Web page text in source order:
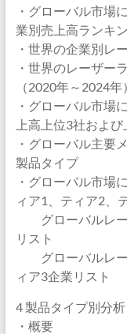
・グローバル市場
業別売上高ランキ
・世界の企業別レ
・世界のレーザー
（2020年～2024年）
・グローバル市場
上高上位3社およ
・グローバル主要
製品タイプ
・グローバル市場
ィア1、ティア2、
グローバルレー
リスト
グローバルレー
ィア3企業リスト
4 製品タイプ別分析
・概要